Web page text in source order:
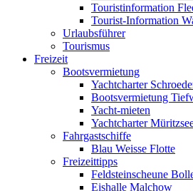
Touristinformation
Tourist-Information
Urlaubsführer
Tourismus
Freizeit
Bootsvermietung
Yachtcharter
Bootsvermietung
Yacht-mieten
Yachtcharter
Fahrgastschiffe
Blau Weisse Flotte
Freizeittipps
Feldsteinscheune
Eishalle Malchow